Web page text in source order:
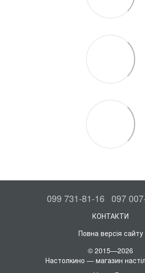
099 731-81-16 097
КОНТАКТИ
Повна версія сайту
© 2015—2026
Настолкино — магазин